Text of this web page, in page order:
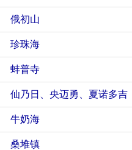
俄初山
珍珠海
蚌普寺
仙乃日、央迈勇、夏诺多吉
牛奶海
桑堆镇